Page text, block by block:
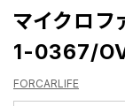
マイクロ
1-0367/
FORCARLIFE